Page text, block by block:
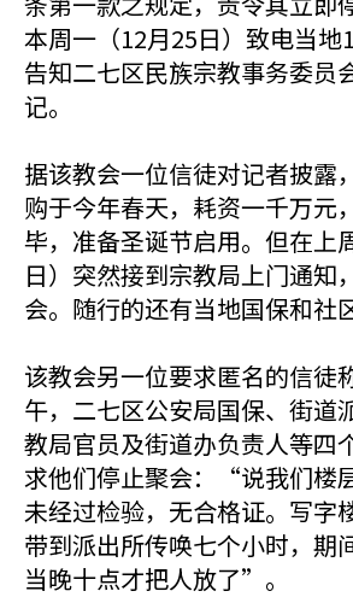
本周一（12月25日）致电当地
告知二七区民族宗教事务委员
记。
据该教会一位信徒对记者披露
购于今年春天，耗资一千万元
毕，准备圣诞节启用。但在上
日）突然接到宗教局上门通知
会。随行的还有当地国保和社
该教会另一位要求匿名的信徒
午，二七区公安局国保、街道
教局官员及街道办负责人等四
求他们停止聚会：“说我们楼
未经过检验，无合格证。写字
带到派出所传唤七个小时，期
当晚十点才把人放了”。